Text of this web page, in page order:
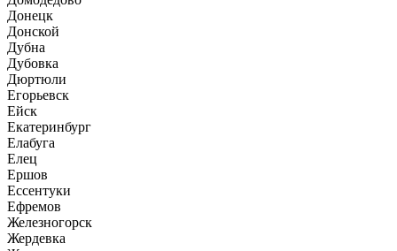
Донецк
Донской
Дубна
Дубовка
Дюртюли
Егорьевск
Ейск
Екатеринбург
Елабуга
Елец
Ершов
Ессентуки
Ефремов
Железногорск
Жердевка